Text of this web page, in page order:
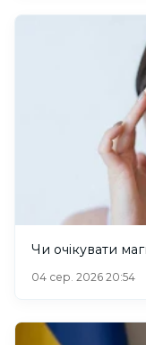
Чи очікувати
04 сер. 2026 20:54